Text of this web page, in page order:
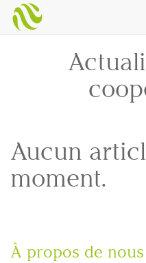
Aucun
moment.
À propos de nous